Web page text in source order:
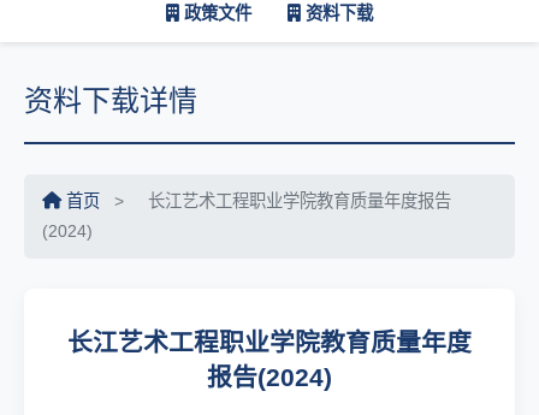
政策文件 资料下载
资料下载详情
首页 >
长江艺术工程职业学院教育质量年度报告
(2024)
长江艺术工程职业学院教育质量年度
报告(2024)